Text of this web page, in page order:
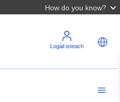
How do you know?
Logáil isteach